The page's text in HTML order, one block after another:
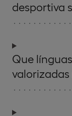
desportiva
Que
valorizadas